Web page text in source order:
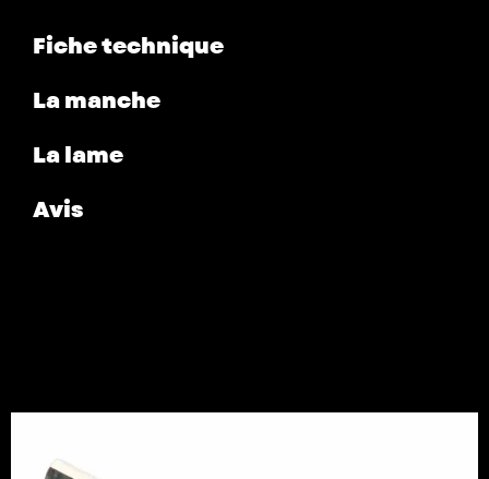
Fiche technique
La manche
La lame
Avis